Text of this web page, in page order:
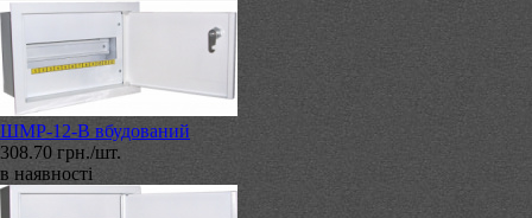
ШМР-12-В вбудований
308.70 грн./шт.
в наявності